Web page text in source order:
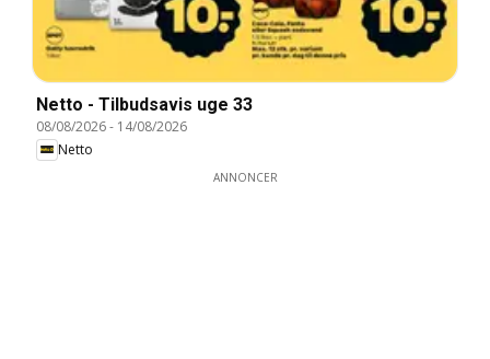
Netto - Tilbudsavis uge 33
08/08/2026- 14/08/2026
Netto
ANNONCER